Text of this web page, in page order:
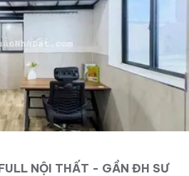
NỘI THẤT - GẦN ĐH SƯ